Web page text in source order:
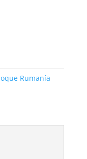
Rumanía